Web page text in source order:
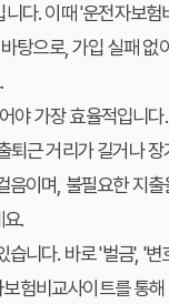
다. 이때 '운전자보
탕으로, 가입 실패
야 가장 효율적입니
근 거리가 길거나
이며, 불필요한 지
.
니다. 바로 '벌금', '
험비교사이트를 통